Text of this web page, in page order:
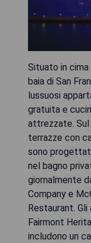
Situato in cima
baia di San
lussuosi
gratuita e
attrezzate.
terrazze con
sono
nel bagno
giornalmente
Company e
Restaurant.
Fairmont
includono un